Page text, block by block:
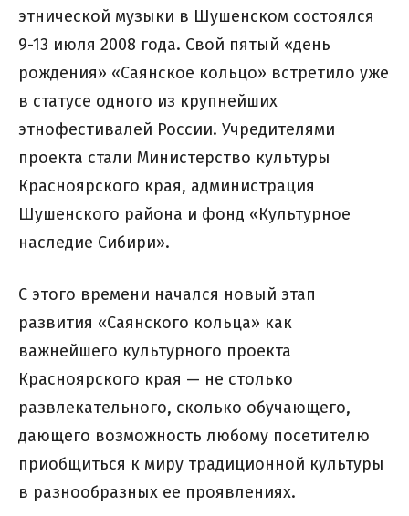
этнической музыки в Шушенском состоялся
9-13 июля 2008 года. Свой пятый «день
рождения» «Саянское кольцо» встретило уже
в статусе одного из крупнейших
этнофестивалей России. Учредителями
проекта стали Министерство культуры
Красноярского края, администрация
Шушенского района и фонд «Культурное
наследие Сибири».
С этого времени начался новый этап
развития «Саянского кольца» как
важнейшего культурного проекта
Красноярского края — не столько
развлекательного, сколько обучающего,
дающего возможность любому посетителю
приобщиться к миру традиционной культуры
в разнообразных ее проявлениях.